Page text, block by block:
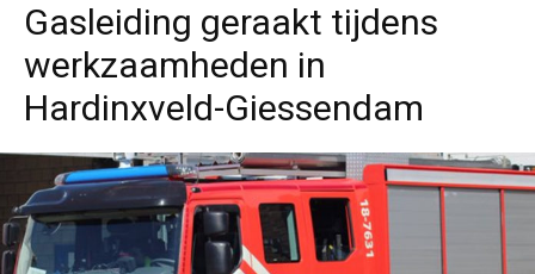
Gasleiding geraakt tijdens
werkzaamheden in
Hardinxveld-Giessendam